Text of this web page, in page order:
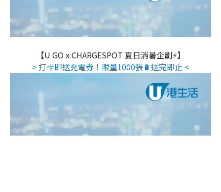
【U GO x CHARGESPOT 夏日消暑企劃⚡】
> 打卡即送充電券！限量1000張🔋送完即止 <